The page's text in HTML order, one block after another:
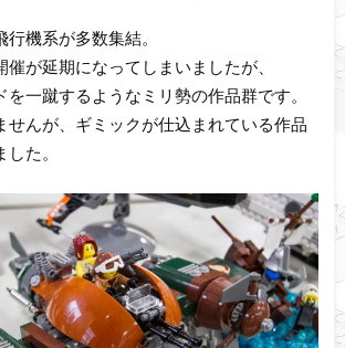
機系が多数集結。
が延期になってしまいましたが、
を一蹴するようなミリ勢の作品群です。
せんが、ギミックが仕込まれている作品
た。